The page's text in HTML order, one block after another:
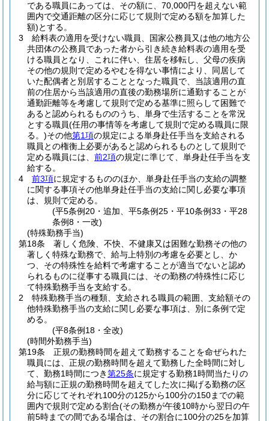
である職員にあっては、その額に、70,000円を超えない範
囲内で交通距離の区分に応じて規則で定める額を加算した
額)とする。
3
給料表の適用を受けない職員、国家公務員又は他の地方公
共団体の公務員であった者から引き続き給料表の適用を受
ける職員となり、これに伴い、住居を移転し、父母の疾病
その他の規則で定めるやむを得ない事情により、同居して
いた配偶者と別居することとなった職員で、当該適用の直
前の住居から当該適用の直後の勤務場所に通勤することが
通勤距離等を考慮して規則で定める基準に照らして困難で
あると認められるもののうち、単身で生活することを常況
とする職員(任用の事情等を考慮して規則で定める職員に限
る。)その他第1項の規定による単身赴任手当を支給される
職員との権衡上必要があると認められるものとして規則で
定める職員には、 前2項の規定に準じて、単身赴任手当を支
給する。
4
前3項に規定するもののほか、単身赴任手当の支給の調整
に関する事項その他単身赴任手当の支給に関し必要な事項
は、規則で定める。
(平5条例20・追加、平5条例25・平10条例33・平28
条例8・一改)
(特殊勤務手当)
第18条
著しく危険、不快、不健康又は困難な勤務その他の
著しく特殊な勤務で、給与上特別の考慮を必要とし、か
つ、その特殊性を給料で考慮することが適当でないと認め
られるものに従事する職員には、その勤務の特殊性に応じ
て特殊勤務手当を支給する。
2
特殊勤務手当の種類、支給される職員の範囲、支給額その
他特殊勤務手当の支給に関し必要な事項は、別に条例で定
める。
(平8条例18・全改)
(時間外勤務手当)
第19条
正規の勤務時間を超えて勤務することを命ぜられた
職員には、正規の勤務時間を超えて勤務した全時間に対し
て、勤務1時間につき第25条に規定する勤務1時間当たりの
給与額に正規の勤務時間を超えてした次に掲げる勤務の区
分に応じてそれぞれ100分の125から100分の150までの範
囲内で規則で定める割合(その勤務が午後10時から翌日の午
前5時までの間である場合は、その割合に100分の25を加算